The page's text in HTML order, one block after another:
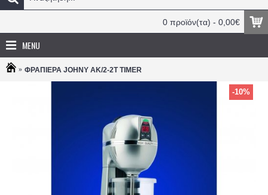
0 προϊόν(τα) - 0,00€
MENU
ΦΡΑΠΙΕΡΑ JOHNY ΑΚ/2-2Τ TIMER
-10%